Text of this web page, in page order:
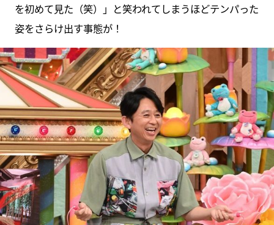
を初めて見た（笑）」と笑われてしまうほどテンパった
姿をさらけ出す事態が！